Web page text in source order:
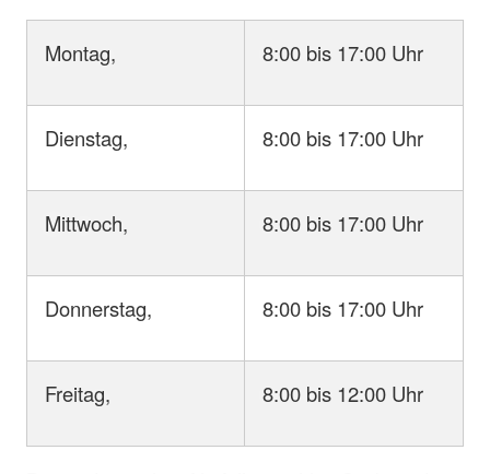
Montag, 8:00 bis 17:00 Uhr
Dienstag, 8:00 bis 17:00 Uhr
Mittwoch, 8:00 bis 17:00 Uhr
Donnerstag, 8:00 bis 17:00 Uhr
Freitag, 8:00 bis 12:00 Uhr